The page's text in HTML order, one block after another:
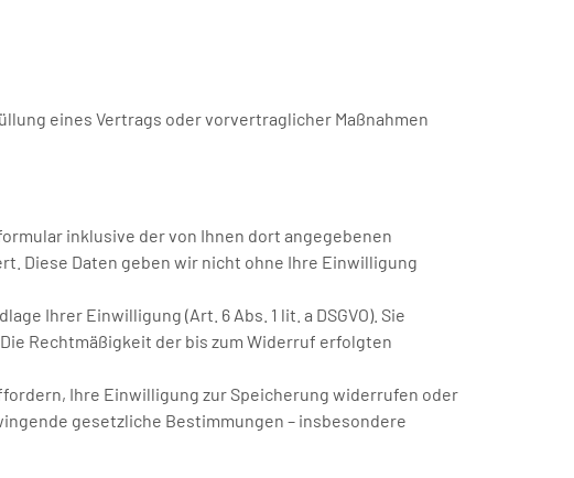
eines Vertrags oder vorvertraglicher Maßnahmen
inklusive der von Ihnen dort angegebenen
Diese Daten geben wir nicht ohne Ihre Einwilligung
Ihrer Einwilligung (Art. 6 Abs. 1 lit. a DSGVO). Sie
Rechtmäßigkeit der bis zum Widerruf erfolgten
Ihre Einwilligung zur Speicherung widerrufen oder
gesetzliche Bestimmungen – insbesondere